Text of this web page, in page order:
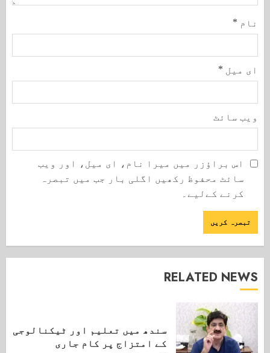
نام *
ای میل *
ویب‌ سائٹ
اس براؤزر میں میرا نام، ای میل، اور ویب
سائٹ محفوظ رکھیں اگلی بار جب میں تبصرہ
کرنے کےلیے۔
RELATED NEWS
سندھ میں تعلیم اور ٹیکنالوجی
کے امتزاج پر کام جاری